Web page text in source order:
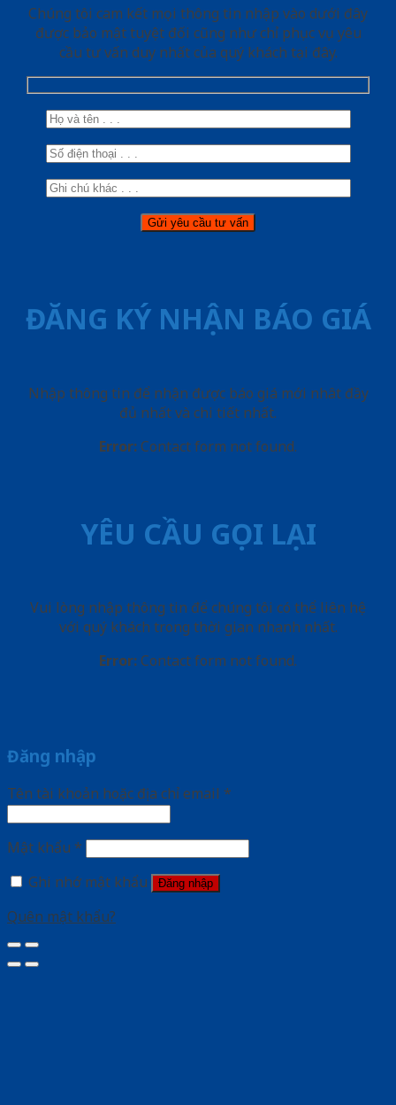
Chúng tôi cam kết mọi thông tin nhập vào dưới đây
được bảo mật tuyệt đối cũng như chỉ phục vụ yêu
cầu tư vấn duy nhất của quý khách tại đây.
ĐĂNG KÝ NHẬN BÁO GIÁ
Nhập thông tin để nhận được báo giá mới nhât đầy
đủ nhất và chi tiết nhất.
Error: Contact form not found.
YÊU CẦU GỌI LẠI
Vui lòng nhập thông tin để chúng tôi có thể liên hệ
với quý khách trong thời gian nhanh nhất.
Error: Contact form not found.
Đăng nhập
Tên tài khoản hoặc địa chỉ email *
Mật khẩu *
Ghi nhớ mật khẩu
Đăng nhập
Quên mật khẩu?